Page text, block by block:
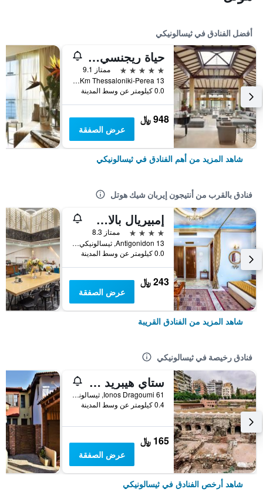
أفضل الفنادق في ثيسالونيكي
حياة ريجنسي سالونيك
5 نجوم
ممتاز 9.1
13 Km Thessaloniki-Perea, ثيسالونيكي, اليونان
0.0 كيلومتر عن وسط المدينة
948 ﷼
عرض الصفقة
شاهد المزيد من أهم الفنادق في ثيسالونيكي
فنادق بالقرب من أنتيجون إيربان شيك هوتل
إمبيريال بالاس كلاسيكال هوتل ثيسالونيكي
4 نجوم
ممتاز 8.3
13 Antigonidon, ثيسالونيكي, اليونان
0.0 كيلومتر عن وسط المدينة
243 ﷼
عرض الصفقة
شاهد المزيد من الفنادق القريبة
فنادق رخيصة في ثيسالونيكي
ستاي هيبريد يوث هوستل
Ionos Dragoumi 61, ثيسالونيكي, اليونان
0.4 كيلومتر عن وسط المدينة
165 ﷼
عرض الصفقة
شاهد أرخص الفنادق في ثيسالونيكي